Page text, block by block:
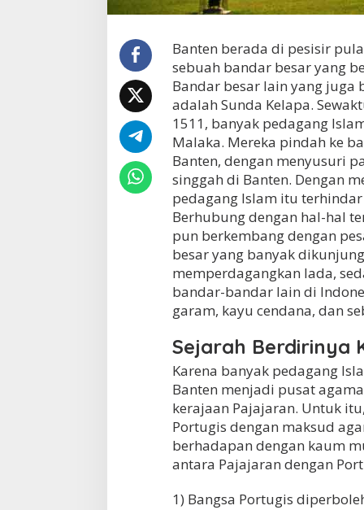
Banten berada di pesisir
sebuah bandar besar yang
Bandar besar lain yang juga
adalah Sunda Kelapa.
1511, banyak pedagang
Malaka. Mereka pindah ke
Banten, dengan menyusuri
singgah di Banten. Dengan
pedagang Islam itu
Berhubung dengan hal-hal
pun berkembang dengan
besar yang banyak
memperdagangkan lada,
bandar-bandar lain di
garam, kayu cendana, dan
Sejarah Berdirinya
Karena banyak pedagang
Banten menjadi pusat
kerajaan Pajajaran. Untuk
Portugis dengan maksud
berhadapan dengan kaum
antara Pajajaran dengan
1) Bangsa Portugis